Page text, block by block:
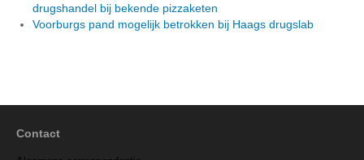
drugshandel bij bekende pizzaketen
Voorburgs pand mogelijk betrokken bij Haags drugslab
Contact